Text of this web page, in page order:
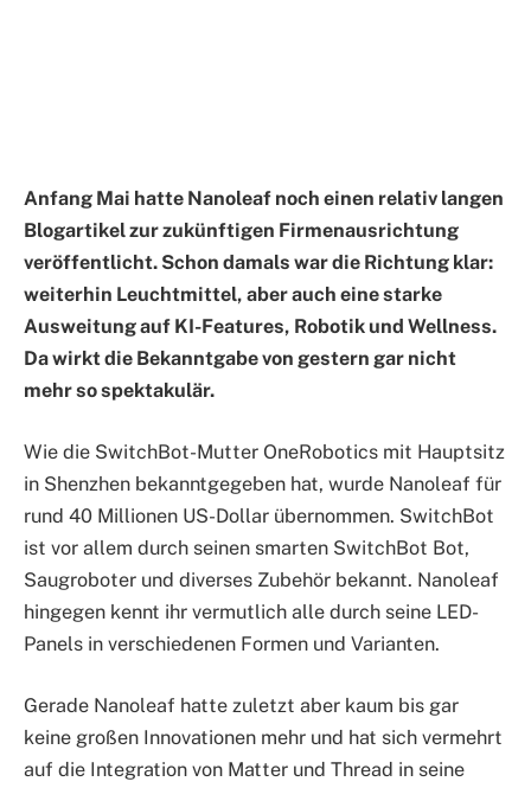
Anfang Mai hatte Nanoleaf noch einen relativ langen
Blogartikel zur zukünftigen Firmenausrichtung
veröffentlicht. Schon damals war die Richtung klar:
weiterhin Leuchtmittel, aber auch eine starke
Ausweitung auf KI-Features, Robotik und Wellness.
Da wirkt die Bekanntgabe von gestern gar nicht
mehr so spektakulär.
Wie die SwitchBot-Mutter OneRobotics mit Hauptsitz
in Shenzhen bekanntgegeben hat, wurde Nanoleaf für
rund 40 Millionen US-Dollar übernommen. SwitchBot
ist vor allem durch seinen smarten SwitchBot Bot,
Saugroboter und diverses Zubehör bekannt. Nanoleaf
hingegen kennt ihr vermutlich alle durch seine LED-
Panels in verschiedenen Formen und Varianten.
Gerade Nanoleaf hatte zuletzt aber kaum bis gar
keine großen Innovationen mehr und hat sich vermehrt
auf die Integration von Matter und Thread in seine